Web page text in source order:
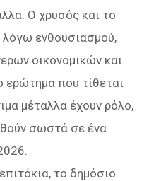
Ο χρυσός και το
λόγω ενθουσιασμού,
οικονομικών και
ερώτημα που τίθεται
μέταλλα έχουν ρόλο,
σωστά σε ένα
το δημόσιο